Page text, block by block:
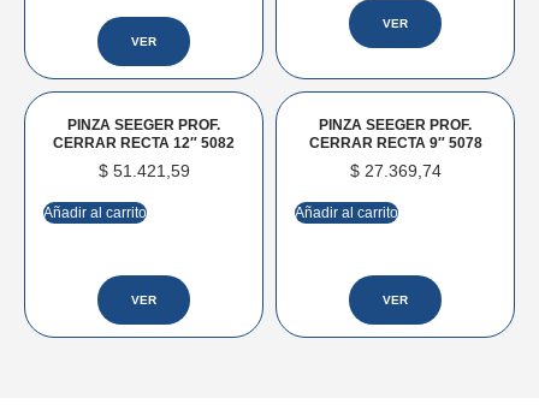
VER
VER
PINZA SEEGER PROF.
CERRAR RECTA 12″ 5082
$51.421,59
Añadir al carrito
VER
PINZA SEEGER PROF.
CERRAR RECTA 9″ 5078
$27.369,74
Añadir al carrito
VER